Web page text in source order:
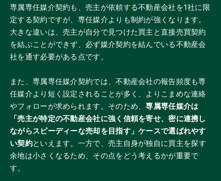
専属専任媒介契約も、売主が依頼する不動産会社を1社に限
定する契約ですが、専任媒介よりも制約が強くなります。
大きな違いは、売主が自分で見つけた買主と直接売買契約
を結ぶことができず、必ず媒介契約を結んでいる不動産会
社を通す必要がある点です。
また、専属専任媒介契約では、不動産会社の報告頻度も専
任媒介より短く設定されることが多く、よりこまめな連絡
やフォローが求められます。そのため、専属専任媒介は
「売主が特定の不動産会社に強く信頼を寄せ、密に連携し
ながらスピーディーな売却を目指す」ケースで選ばれやす
い契約といえます。一方で、売主自身が独自に買主を探す
余地は小さくなるため、その点をどう考えるかが重要で
す。